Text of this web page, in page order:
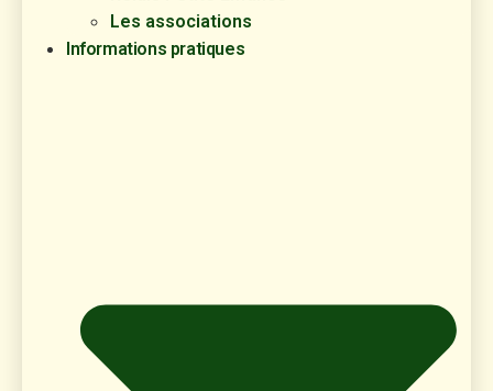
Les associations
Informations pratiques